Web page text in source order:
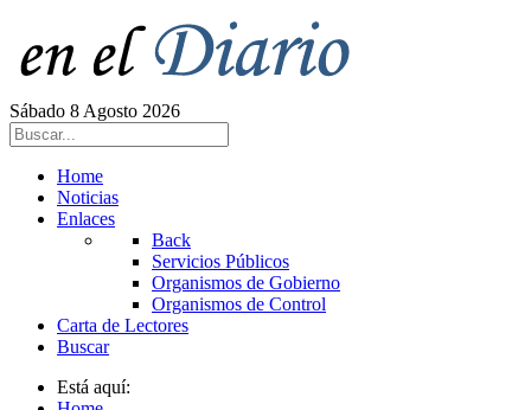
Sábado 8 Agosto 2026
Home
Noticias
Enlaces
Back
Servicios Públicos
Organismos de Gobierno
Organismos de Control
Carta de Lectores
Buscar
Está aquí: